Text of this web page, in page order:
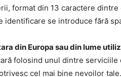
format din 13 caractere
identificare se introduce fără
din Europa sau din lume
folosind unul dintre serviciile
cel mai bine nevoilor tale.